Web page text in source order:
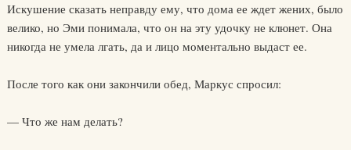
Искушение сказать неправду ему, что дома ее ждет жених, было
велико, но Эми понимала, что он на эту удочку не клюнет. Она
никогда не умела лгать, да и лицо моментально выдаст ее.
После того как они закончили обед, Маркус спросил:
— Что же нам делать?